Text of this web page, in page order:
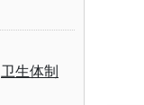
卫生体制